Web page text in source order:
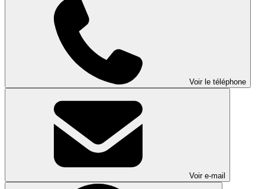
Voir le téléphone
Voir e-mail